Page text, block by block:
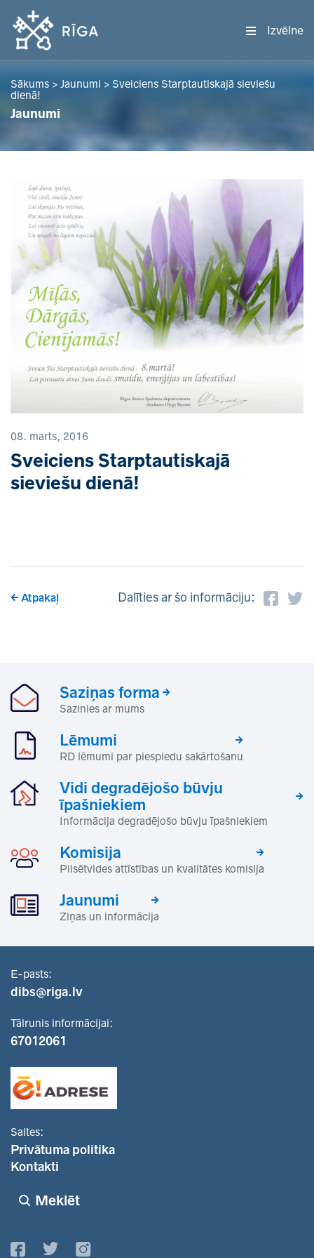
Izvēlne
Sākums > Jaunumi > Sveiciens Starptautiskajā sieviešu
dienā!
Jaunumi
08. marts, 2016
Sveiciens Starptautiskajā
sieviešu dienā!
Atpakaļ Dalīties ar šo informāciju:
Saziņas forma
Sazinies ar mums
Lēmumi
RD lēmumi par piespiedu sakārtošanu
Vidi degradējošo būvju
īpašniekiem
Informācija degradējošo būvju īpašniekiem
Komisija
Pilsētvides attīstības un kvalitātes komisija
Jaunumi
Ziņas un informācija
E-pasts:
dibs@riga.lv
Tālrunis informācijai:
67012061
Saites:
Privātuma politika
Kontakti
Meklēt